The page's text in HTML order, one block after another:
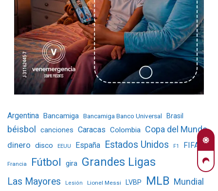
Argentina Bancamiga Bancamiga Banco Universal Brasil
béisbol canciones Caracas Colombia Copa del Mundo
dinero disco EEUU España Estados Unidos F1 FIFA
Francia Fútbol gira Grandes Ligas
Las Mayores Lesión Lionel Messi LVBP MLB Mundial